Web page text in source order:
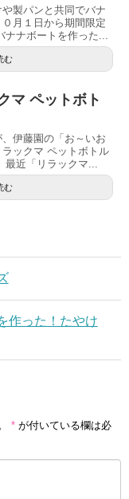
製パンと共同でバナ
月１日から期間限定
ナボートを作った...
む
マ ペットボト
伊藤園の「お～いお
ックマ ペットボトル
近「リラックマ...
む
作った！たやけ
* が付いている欄は必